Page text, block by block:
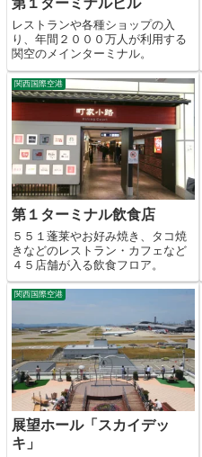
第１ターミナルビル
レストランや各種ショップの入
り、年間２０００万人が利用する
関空のメインターミナル。
関西国際空港
第１ターミナル飲食店
５５１蓬莱やお好み焼き、タコ焼
きなどのレストラン・カフェなど
４５店舗が入る飲食フロア。
関西国際空港
展望ホール「スカイデッ
キ」